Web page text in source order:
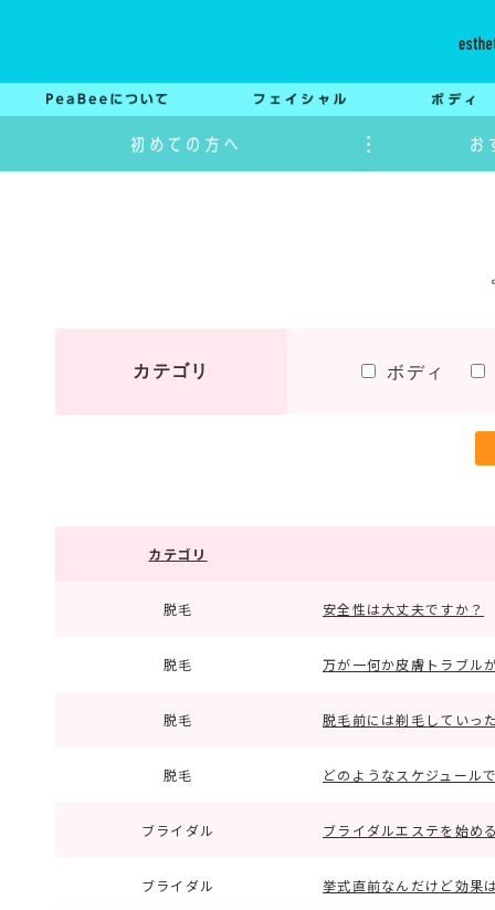
カテゴリ ボディ
カテゴリ
脱毛 安全性は大丈夫ですか？
脱毛 万が一何か皮膚トラブル
脱毛 脱毛前には剃毛していっ
脱毛 どのようなスケジュール
ブライダル ブライダルエステを始め
ブライダル 挙式直前なんだけど効果